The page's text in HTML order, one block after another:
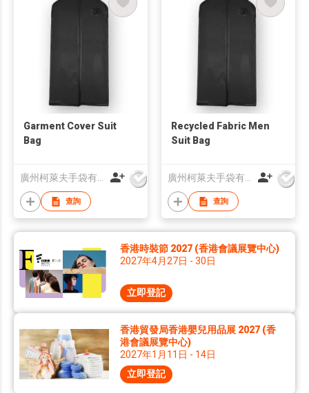
Garment Cover Suit
Bag
廣州柯萊夫手袋有限公司
查詢
Recycled Fabric Men
Suit Bag
廣州柯萊夫手袋有限公司
查詢
香港時裝節 2027 (香港會議展覽中心)
2027年4月27日 - 30日
立即登記
香港貿發局香港嬰兒用品展 2027 (香
港會議展覽中心)
2027年1月11日 - 14日
立即登記